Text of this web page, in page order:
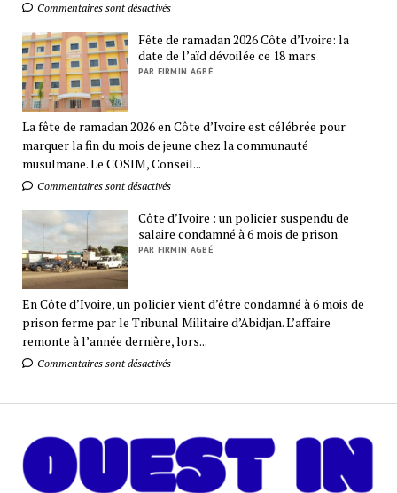
Commentaires sont désactivés
Fête de ramadan 2026 Côte d’Ivoire: la
date de l’aïd dévoilée ce 18 mars
PAR FIRMIN AGBÉ
La fête de ramadan 2026 en Côte d’Ivoire est célébrée pour
marquer la fin du mois de jeune chez la communauté
musulmane. Le COSIM, Conseil...
Commentaires sont désactivés
Côte d’Ivoire : un policier suspendu de
salaire condamné à 6 mois de prison
PAR FIRMIN AGBÉ
En Côte d’Ivoire, un policier vient d’être condamné à 6 mois de
prison ferme par le Tribunal Militaire d’Abidjan. L’affaire
remonte à l’année dernière, lors...
Commentaires sont désactivés